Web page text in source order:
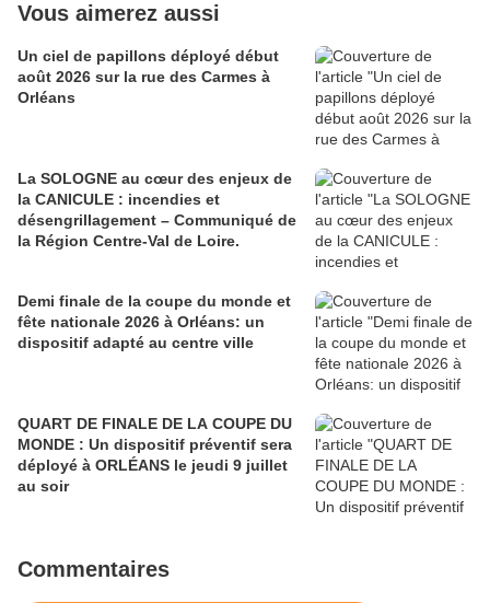
Vous aimerez aussi
Un ciel de papillons déployé début
août 2026 sur la rue des Carmes à
Orléans
La SOLOGNE au cœur des enjeux de
la CANICULE : incendies et
désengrillagement – Communiqué de
la Région Centre-Val de Loire.
Demi finale de la coupe du monde et
fête nationale 2026 à Orléans: un
dispositif adapté au centre ville
QUART DE FINALE DE LA COUPE DU
MONDE : Un dispositif préventif sera
déployé à ORLÉANS le jeudi 9 juillet
au soir
Commentaires